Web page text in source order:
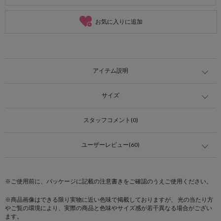
お気に入りに追加
アイテム説明
サイズ
スタッフコメント(0)
ユーザーレビュー(60)
※ご使用前に、パッケージに記載の注意書きをご確認のうえご使用ください。
※商品画像はできる限り実物に近い色味で掲載しておりますが、 光の当たり方
やご覧の環境により、実際の商品と色味やサイズ感が若干異なる場合がござい
ます。